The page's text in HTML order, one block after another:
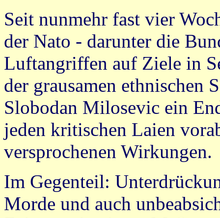
Seit nunmehr fast vier
der Nato - darunter die
Luftangriffen auf Ziele in
der grausamen ethnischen
Slobodan Milosevic ein
jeden kritischen Laien
versprochenen Wirkungen.
Im Gegenteil:
Morde und auch